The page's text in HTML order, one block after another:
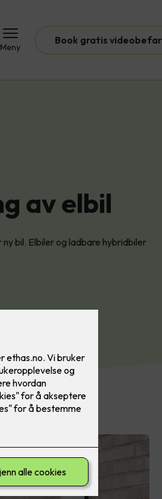
Meny
Book gratis
av elbil
bil. Elbiler og ladbare hybridbiler